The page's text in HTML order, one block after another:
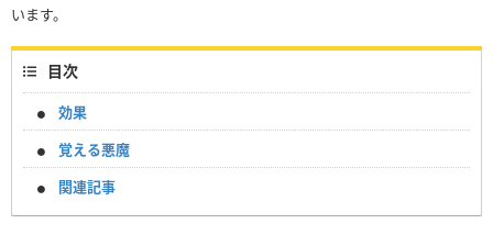
います。
目次
効果
覚える悪魔
関連記事